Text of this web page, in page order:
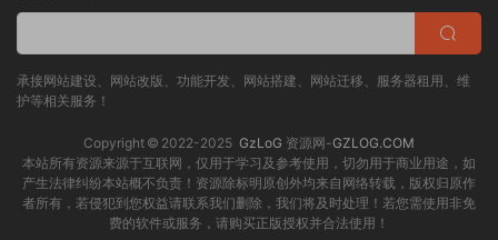
承接网站建设、网站改版、功能开发、网站搭建、网站迁移、服务器租用、维
护等相关服务！
Copyright © 2022-2025 GzLoG 资源网-GZLOG.COM
本站所有资源来源于互联网，仅用于学习及参考使用，切勿用于商业用途，如
产生法律纠纷本站概不负责！资源除标明原创外均来自网络转载，版权归原作
者所有，若侵犯到您权益请联系我们删除，我们将及时处理！若您需使用非免
费的软件或服务，请购买正版授权并合法使用！